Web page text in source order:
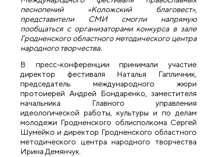
песнопений «Коложский благовест»,
представители СМИ смогли напрямую
пообщаться с организаторами конкурса в зале
Гродненского областного методического центра
народного творчества.
В пресс-конференции принимали участие
директор фестиваля Наталья Гапличник,
председатель международного жюри
протоиерей Андрей Бондаренко, заместителя
начальника Главного управления
идеологической работы, культуры и по делам
молодежи Гродненского облисполкома Сергей
Шумейко и директор Гродненского областного
методического центра народного творчества
Ирина Демянчук.